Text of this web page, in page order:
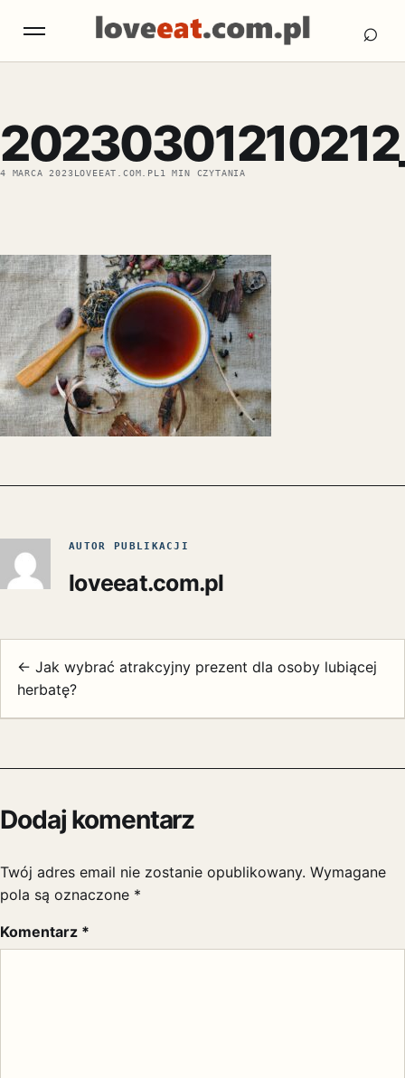
Otwórz menu ⌕
4 MARCA 2023LOVEEAT.COM.PL 1 MIN CZYTANIA
AUTOR PUBLIKACJI
loveeat.com.pl
← Jak wybrać atrakcyjny prezent dla osoby lubiącej
herbatę?
Dodaj komentarz
Twój adres email nie zostanie opublikowany. Wymagane
pola są oznaczone *
Komentarz *